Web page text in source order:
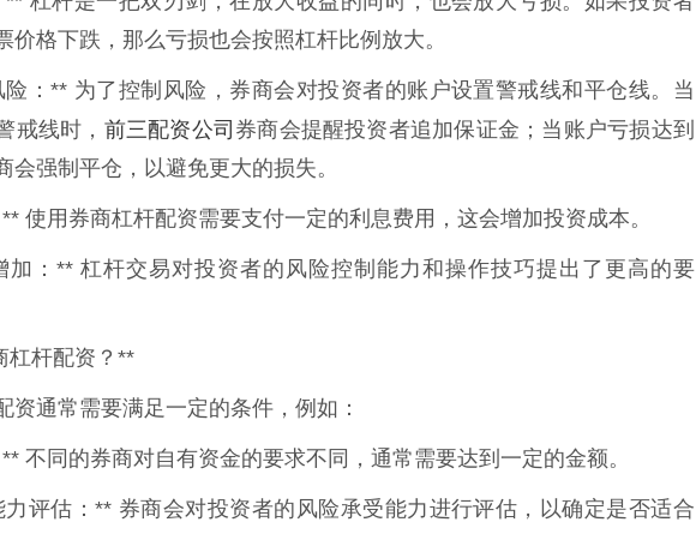
价格下跌，那么亏损也会按照杠杆比例放大。
：** 为了控制风险，券商会对投资者的账户设置警戒线和平仓线。当
戒线时， 前三配资公司 券商会提醒投资者追加保证金；当账户亏损达到
会强制平仓，以避免更大的损失。
使用券商杠杆配资需要支付一定的利息费用，这会增加投资成本。
加：** 杠杆交易对投资者的风险控制能力和操作技巧提出了更高的要
杠杆配资？**
资通常需要满足一定的条件，例如：
不同的券商对自有资金的要求不同，通常需要达到一定的金额。
评估：** 券商会对投资者的风险承受能力进行评估，以确定是否适合